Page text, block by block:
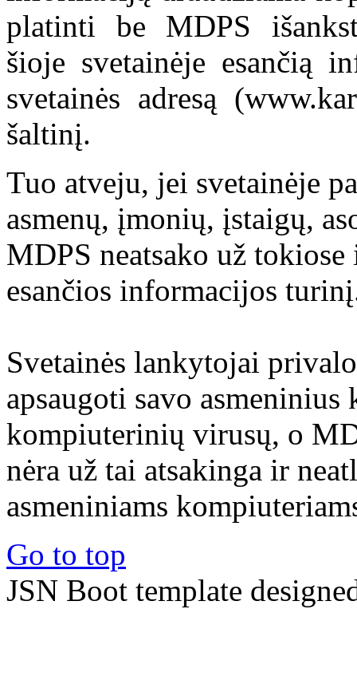
platinti be MDPS
šioje svetainėje esančią
svetainės adresą
šaltinį.
Tuo atveju, jei svetainėje
asmenų, įmonių, įstaigų,
MDPS neatsako už tokiose
esančios informacijos
Svetainės lankytojai
apsaugoti savo
kompiuterinių virusų, o
nėra už tai atsakinga ir
asmeniniams
Go to top
JSN Boot template